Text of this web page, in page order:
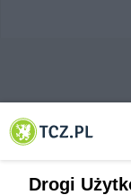
© 2001-2026 Tczew -
Drogi